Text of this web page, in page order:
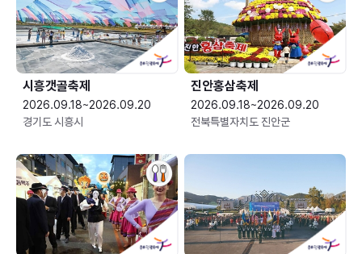
시흥갯골축제
2026.09.18~2026.09.20
경기도 시흥시
진안홍삼축제
2026.09.18~2026.09.20
전북특별자치도 진안군